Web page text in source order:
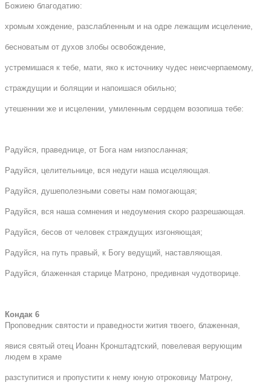
Божиею благодатию:
хромым хождение, разслабленным и на одре лежащим исцеление,
бесноватым от духов злобы освобождение,
устремишася к тебе, мати, яко к источнику чудес неисчерпаемому,
страждущии и болящии и напоишася обильно;
утешеннии же и исцелении, умиленным сердцем возопиша тебе:
Радуйся, праведнице, от Бога нам низпосланная;
Радуйся, целительнице, вся недуги наша исцеляющая.
Радуйся, душеполезными советы нам помогающая;
Радуйся, вся наша сомнения и недоумения скоро разрешающая.
Радуйся, бесов от человек страждущих изгоняющая;
Радуйся, на путь правый, к Богу ведущий, наставляющая.
Радуйся, блаженная старице Матроно, предивная чудотворице.
Кондак 6
Проповедник святости и праведности жития твоего, блаженная,
явися святый отец Иоанн Кронштадтский, повелевая верующим
людем в храме
разступитися и пропустити к нему юную отроковицу Матрону,